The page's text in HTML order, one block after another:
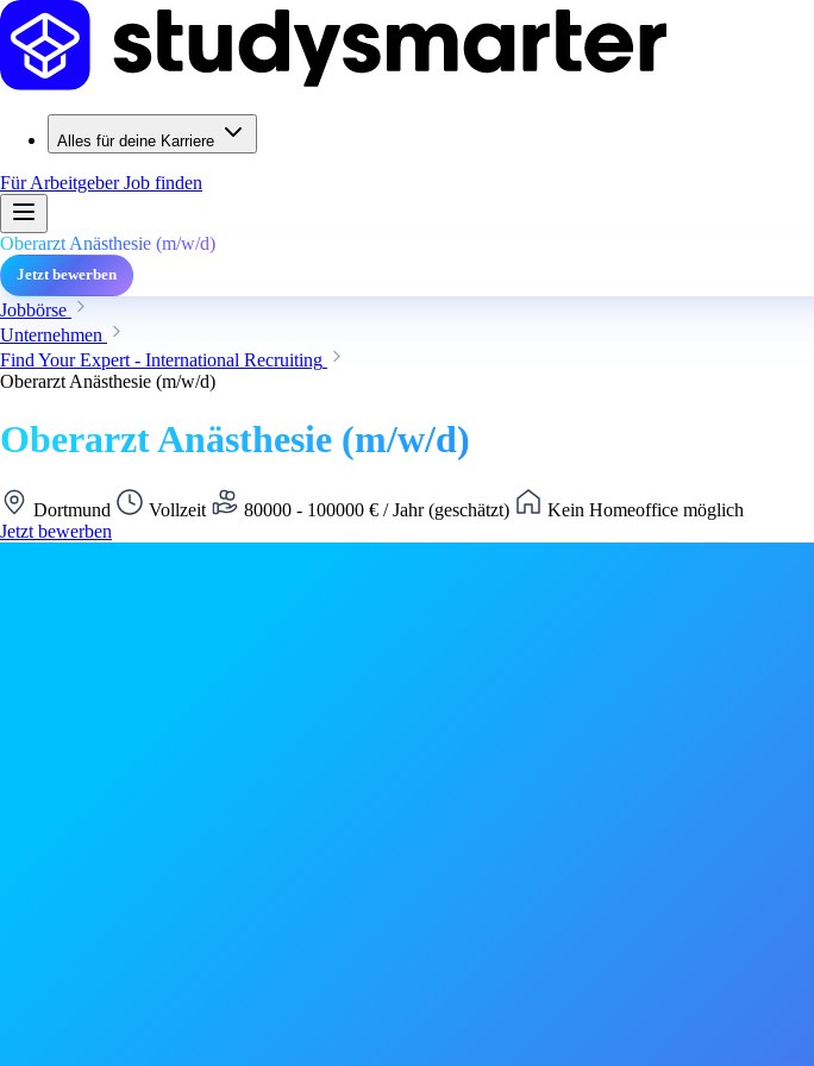
Alles für deine Karriere
Für ArbeitgeberJob finden
Oberarzt Anästhesie (m/w/d)
Jetzt bewerben
Jobbörse
Unternehmen
Find Your Expert - International Recruiting
Oberarzt Anästhesie (m/w/d)
Oberarzt Anästhesie (m/w/d)
Dortmund Vollzeit 80000 - 100000 € / Jahr (geschätzt)
Kein Homeoffice möglich
Jetzt bewerben